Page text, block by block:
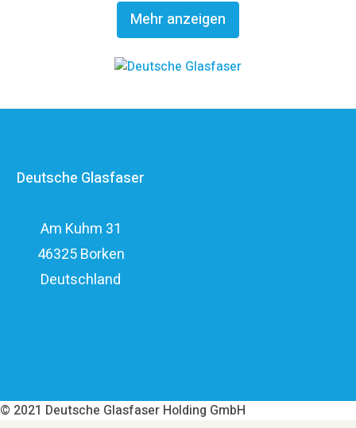
Mehr anzeigen
Deutsche Glasfaser Spezialist für einen schnellen und
kosteneffizienten FTTH-Ausbau. Die
Unternehmensgruppe zählt zu den finanzstärksten
elf Milliarden Euro.
Deutsche Glasfaser
Am Kuhm 31
46325 Borken
Deutschland